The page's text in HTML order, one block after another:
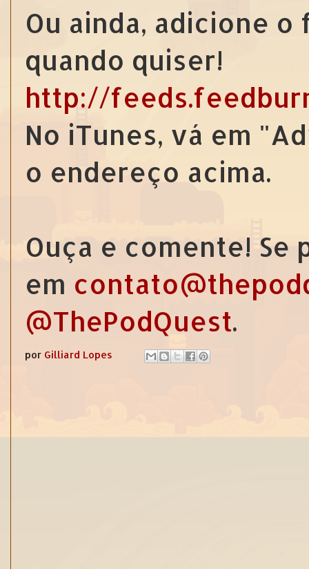
Ou ainda, adicione
quando quiser!
http://
No iTunes, vá em
o endereço acima.
Ouça e comente!
em
@ThePodQuest.
por Gilliard Lopes